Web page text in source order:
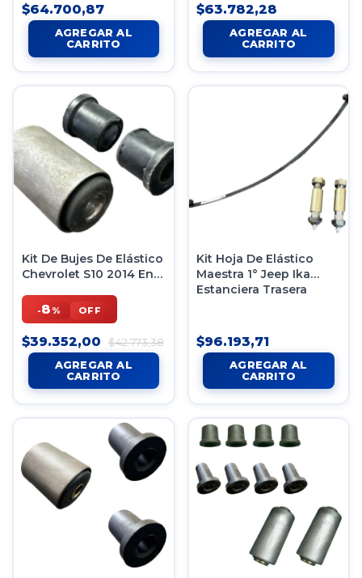
$64.700,87 $63.782,28
Kit De Bujes De Elástico
Chevrolet S10 2014 En
-8 % OFF
$39.352,00 $42.773,38
Kit Hoja De Elástico
Maestra 1° Jeep Ika
Estanciera Trasera
$96.193,71